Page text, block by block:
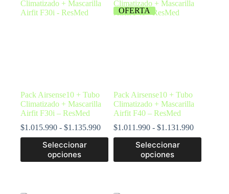
Pack Airsense10 + Tubo
Climatizado + Mascarilla
Airfit F30i – ResMed
$1.015.990 - $1.135.990
Seleccionar
opciones
OFERTA
Pack Airsense10 + Tubo
Climatizado + Mascarilla
Airfit F40 – ResMed
$1.011.990 - $1.131.990
Seleccionar
opciones